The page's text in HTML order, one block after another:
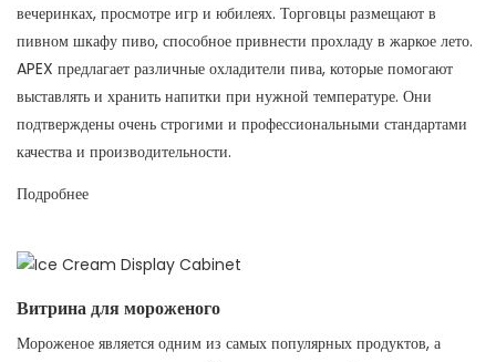
вечеринках, просмотре игр и юбилеях. Торговцы размещают в
пивном шкафу пиво, способное привнести прохладу в жаркое лето.
APEX предлагает различные охладители пива, которые помогают
выставлять и хранить напитки при нужной температуре. Они
подтверждены очень строгими и профессиональными стандартами
качества и производительности.
Подробнее
Витрина для мороженого
Мороженое является одним из самых популярных продуктов, а